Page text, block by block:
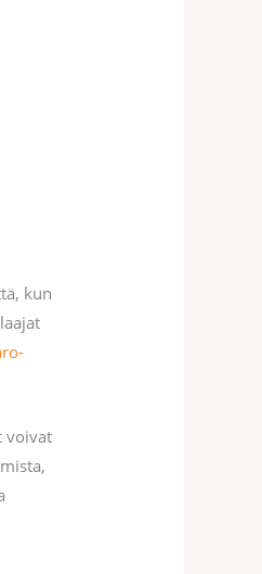
kun
voivat